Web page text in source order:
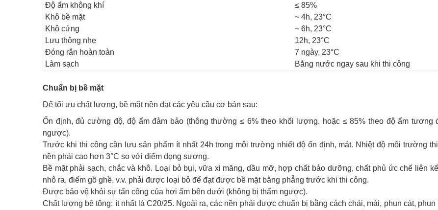
Độ ẩm không khí
≤ 85%
Khô bề mặt
~ 4h, 23°C
Khô cứng
~ 6h, 23°C
Lưu thông nhẹ
12h, 23°C
Đóng rắn hoàn toàn
7 ngày, 23°C
Làm sạch
Bằng nước ngay sau khi thi công
Chuẩn bị bề mặt
Để tối ưu chất lượng, bề mặt nền đạt các yêu cầu cơ bản sau:
Ổn định, đủ cường độ, độ ẩm đảm bảo (thông thường ≤ 6% theo khối lượng, hoặc ≤ 85% theo độ ẩm tương
ngược).
Trước khi thi công cần lưu sản phẩm ít nhất 24h trong môi trường nhiết độ ổn định, mát. Nhiệt độ môi trường
nền phải cao hơn 3°C so với điểm đọng sương.
Bề mặt phải sạch, chắc và khô. Loại bỏ bụi, vữa xi măng, dầu mỡ, hợp chất bảo dưỡng, chất phủ ức chế liên
nhô ra, điểm gồ ghề, v.v. phải được loại bỏ để đạt được bề mặt bằng phẳng trước khi thi công.
Được bảo vệ khỏi sự tấn công của hơi ẩm bên dưới (không bị thấm ngược).
Chất lượng bê tông: ít nhất là C20/25. Ngoài ra, các nền phải được chuẩn bị bằng cách chải, mài, phun cát,